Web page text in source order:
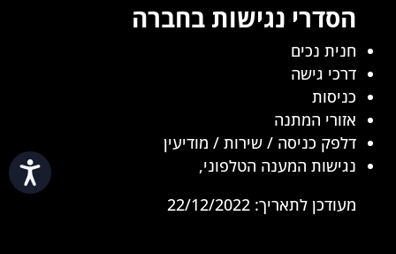
הסדרי נגישות בחברה
חנית נכים
דרכי גישה
כניסות
אזורי המתנה
דלפק כניסה / שירות / מודיעין
נגישות המענה הטלפוני,
מעודכן לתאריך: 22/12/2022